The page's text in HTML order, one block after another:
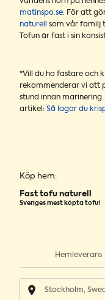
matinspo.se. För att
naturell
som vår familj
Tofun är fast i sin
*Vill du ha fastare och
rekommenderar vi att
stund innan
artikel: Så lagar du
Köp hem:
Fast tofu naturell
Sveriges mest köpta tofu!
Hemleverans